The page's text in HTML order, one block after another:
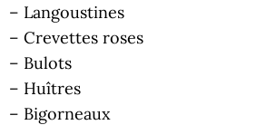
– Langoustines
– Crevettes roses
– Bulots
– Huîtres
– Bigorneaux